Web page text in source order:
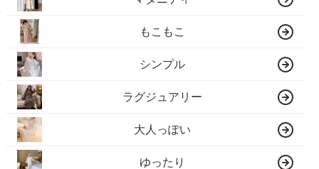
もこもこ
シンプル
ラグジュアリー
大人っぽい
ゆったり